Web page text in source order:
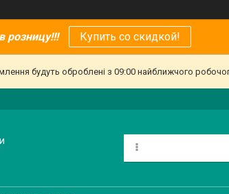
розницу!!! Купить со скидкой!
будуть оброблені з 09:00 найближчого